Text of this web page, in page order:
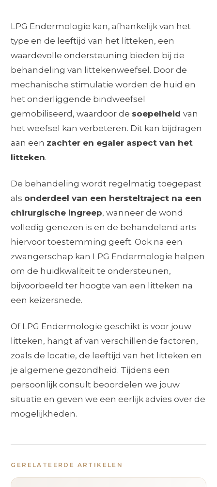
LPG Endermologie kan, afhankelijk van het
type en de leeftijd van het litteken, een
waardevolle ondersteuning bieden bij de
behandeling van littekenweefsel. Door de
mechanische stimulatie worden de huid en
het onderliggende bindweefsel
gemobiliseerd, waardoor de soepelheidvan
het weefsel kan verbeteren. Dit kan bijdragen
aan een zachter en egaler aspect van het
litteken.
De behandeling wordt regelmatig toegepast
als onderdeel van een hersteltraject na een
chirurgische ingreep, wanneer de wond
volledig genezen is en de behandelend arts
hiervoor toestemming geeft. Ook na een
zwangerschap kan LPG Endermologie helpen
om de huidkwaliteit te ondersteunen,
bijvoorbeeld ter hoogte van een litteken na
een keizersnede.
Of LPG Endermologie geschikt is voor jouw
litteken, hangt af van verschillende factoren,
zoals de locatie, de leeftijd van het litteken en
je algemene gezondheid. Tijdens een
persoonlijk consult beoordelen we jouw
situatie en geven we een eerlijk advies over de
mogelijkheden.
GERELATEERDE ARTIKELEN